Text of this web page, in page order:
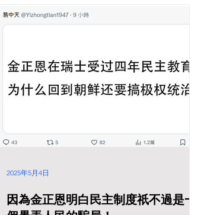
因為金正恩明白民主制度祇不過是一
2025年5月4日